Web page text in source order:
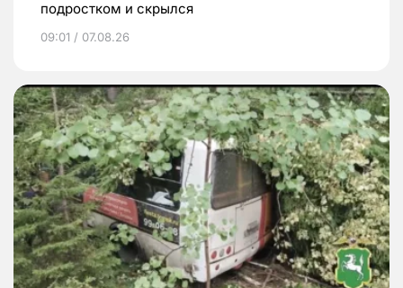
подростком и скрылся
09:01 / 07.08.26